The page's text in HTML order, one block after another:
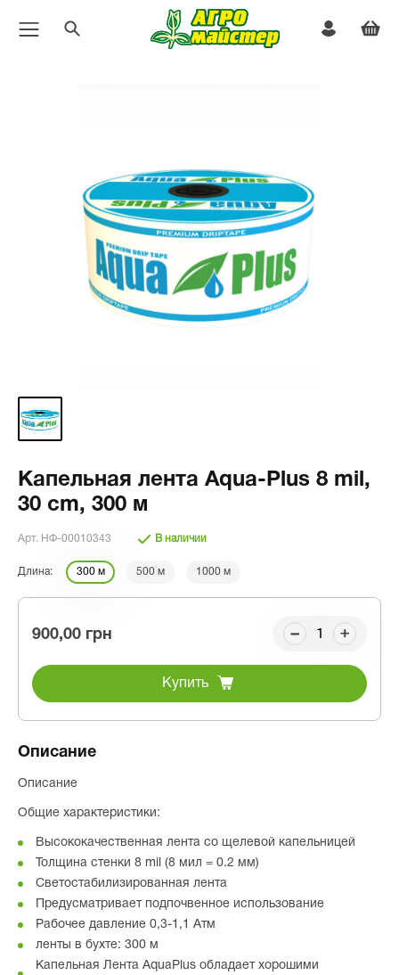
Капельная лента Aqua-Plus 8 mil,
30 cm, 300 м
Арт. НФ-00010343 В наличии
Длина: 300 м 500 м 1000 м
900,00 грн
Купить
Описание
Описание
Общие характеристики:
Высококачественная лента со щелевой капельницей
Толщина стенки 8 mil (8 мил = 0.2 мм)
Светостабилизированная лента
Предусматривает подпочвенное использование
Рабочее давление 0,3-1,1 Атм
ленты в бухте: 300 м
Капельная Лента AquaPlus обладает хорошими